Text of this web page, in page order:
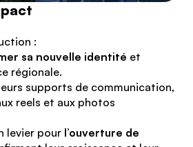
:
sa nouvelle identité et
régionale.
supports de communication,
reels et aux photos
levier pour l’ouverture de